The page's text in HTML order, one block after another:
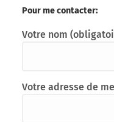
Pour me contacter:
Votre nom
Votre adresse de